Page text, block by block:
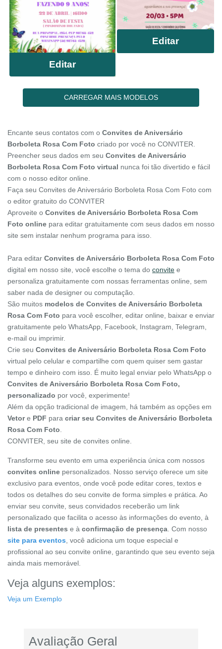
Editar
Editar
CARREGAR MAIS MODELOS
Encante seus contatos com o Convites de Aniversário
Borboleta Rosa Com Foto criado por você no CONVITER.
Preencher seus dados em seu Convites de Aniversário
Borboleta Rosa Com Foto virtual nunca foi tão divertido e fácil
com o nosso editor online.
Faça seu Convites de Aniversário Borboleta Rosa Com Foto com
o editor gratuito do CONVITER
Aproveite o Convites de Aniversário Borboleta Rosa Com
Foto online para editar gratuitamente com seus dados em nosso
site sem instalar nenhum programa para isso.
Para editar Convites de Aniversário Borboleta Rosa Com Foto
digital em nosso site, você escolhe o tema do convite e
personaliza gratuitamente com nossas ferramentas online, sem
saber nada de designer ou computação.
São muitos modelos de Convites de Aniversário Borboleta
Rosa Com Foto para você escolher, editar online, baixar e enviar
gratuitamente pelo WhatsApp, Facebook, Instagram, Telegram,
e-mail ou imprimir.
Crie seu Convites de Aniversário Borboleta Rosa Com Foto
virtual pelo celular e compartilhe com quem quiser sem gastar
tempo e dinheiro com isso. É muito legal enviar pelo WhatsApp o
Convites de Aniversário Borboleta Rosa Com Foto,
personalizado por você, experimente!
Além da opção tradicional de imagem, há também as opções em
Vetore PDF para criar seu Convites de Aniversário Borboleta
Rosa Com Foto
CONVITER, seu site de convites online.
Transforme seu evento em uma experiência única com nossos
convites online personalizados. Nosso serviço oferece um site
exclusivo para eventos, onde você pode editar cores, textos e
todos os detalhes do seu convite de forma simples e prática. Ao
enviar seu convite, seus convidados receberão um link
personalizado que facilita o acesso às informações do evento, à
lista de presentes e à confirmação de presença . Com nosso
site para eventos , você adiciona um toque especial e
profissional ao seu convite online, garantindo que seu evento seja
ainda mais memorável.
Veja alguns exemplos:
Veja um Exemplo
Avaliação Geral